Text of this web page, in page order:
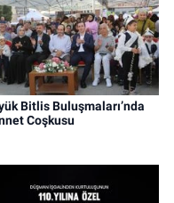
Bitlis Buluşmaları’nda
Coşkusu